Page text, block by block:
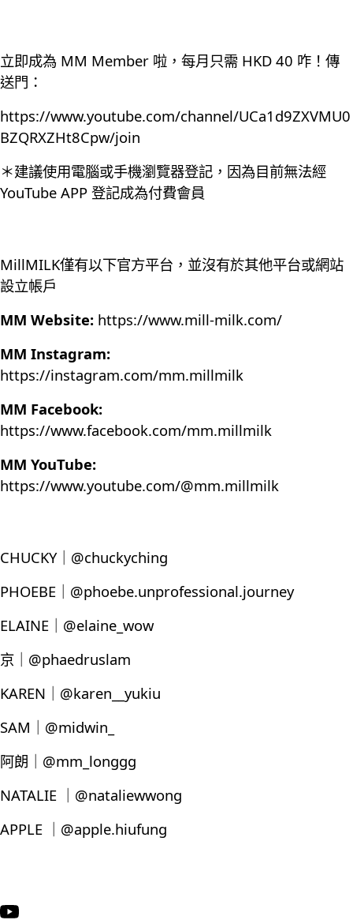
立即成為 MM Member 啦，每月只需 HKD 40 咋！傳
送門：
https://www.youtube.com/channel/UCa1d9ZXVMU0
BZQRXZHt8Cpw/join
＊建議使用電腦或手機瀏覽器登記，因為目前無法經
YouTube APP 登記成為付費會員
MillMILK僅有以下官方平台，並沒有於其他平台或網站
設立帳戶
MM Website: https://www.mill-milk.com/
MM Instagram:
https://instagram.com/mm.millmilk
MM Facebook:
https://www.facebook.com/mm.millmilk
MM YouTube:
https://www.youtube.com/@mm.millmilk
CHUCKY｜@chuckyching
PHOEBE｜@phoebe.unprofessional.journey
ELAINE｜@elaine_wow
京｜@phaedruslam
KAREN｜@karen__yukiu
SAM｜@midwin_
阿朗｜@mm_longgg
NATALIE ｜@nataliewwong
APPLE ｜@apple.hiufung